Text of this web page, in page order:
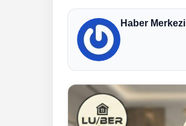
Haber Merkezi